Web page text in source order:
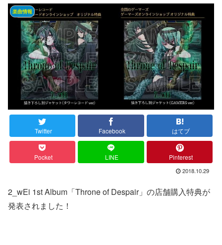
楽曲情報
Twitter Facebook はてブ
Pocket LINE Pinterest
2018.10.29
2_wEi 1st Album「Throne of Despair」の店舗購入特典が
発表されました！